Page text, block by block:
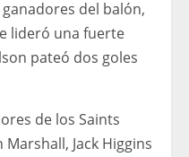
del balón,
lideró una fuerte
pateó dos goles
de los Saints
Jack Higgins